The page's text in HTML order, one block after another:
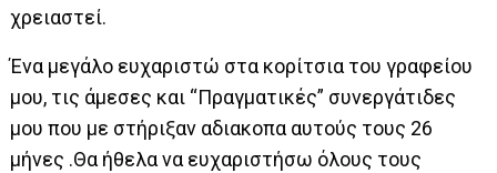
χρειαστεί.
Ένα μεγάλο ευχαριστώ στα κορίτσια του γραφείου
μου, τις άμεσες και “Πραγματικές” συνεργάτιδες
μου που με στήριξαν αδιακοπα αυτούς τους 26
μήνες .Θα ήθελα να ευχαριστήσω όλους τους